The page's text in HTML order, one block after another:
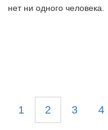
нет ни одного человека.
1 2 3 4